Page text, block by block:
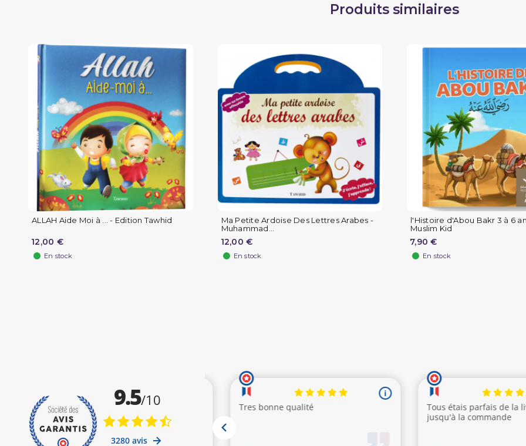
Produits similaires
ALLAH Aide Moi à ... - Edition Tawhid
12,00 €
En stock
Ma Petite Ardoise Des Lettres Arabes -
Muhammad...
12,00 €
En stock
l'Histoire d'Abou Bakr 3 à 6
Muslim Kid
7,90 €
En stock